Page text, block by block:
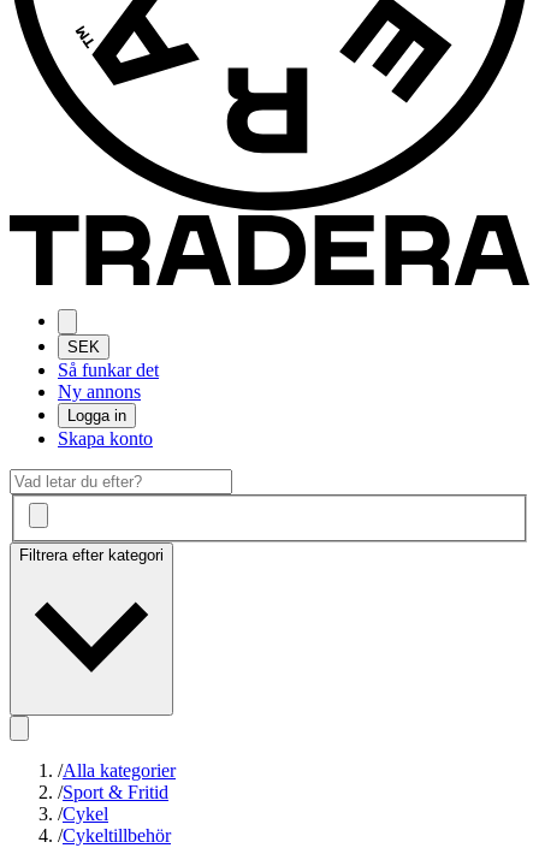
SEK
Så funkar det
Ny annons
Logga in
Skapa konto
Filtrera efter kategori
/Alla kategorier
/Sport & Fritid
/Cykel
/Cykeltillbehör